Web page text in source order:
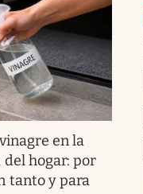
en la
hogar: por
tanto y para